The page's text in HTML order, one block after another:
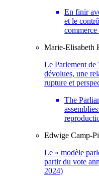
En finir
et le
commerce
Marie-Elisabeth
Le Parlement de
dévolues, une
rupture et
The
Edwige Camp-
Le « modèle
partir du vote
2024)